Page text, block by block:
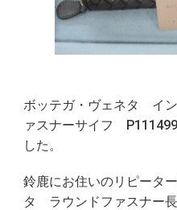
ボッテガ・ヴェネタ イ
ァスナーサイフ
した。
鈴鹿にお住いのリピータ
タ ラウンドファスナー